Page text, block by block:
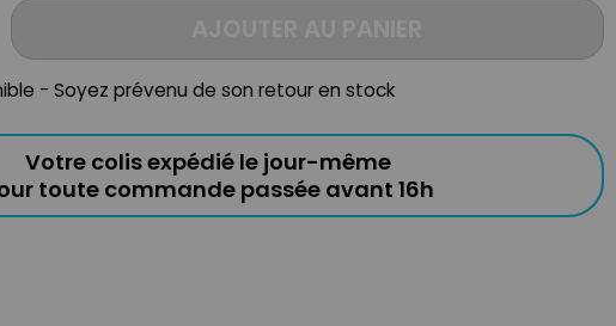
- Soyez prévenu de son retour en stock
Votre colis expédié le jour-même
toute commande passée avant 16h